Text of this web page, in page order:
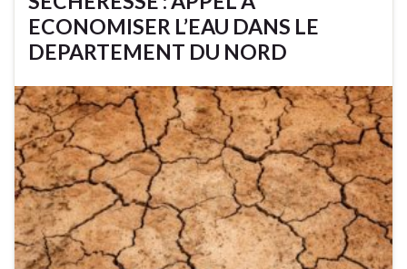
ECONOMISER L’EAU DANS LE
DEPARTEMENT DU NORD